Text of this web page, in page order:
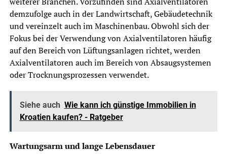
demzufolge auch in der Landwirtschaft, Gebäudetechnik
und vereinzelt auch im Maschinenbau. Obwohl sich der
Fokus bei der Verwendung von Axialventilatoren häufig
auf den Bereich von Lüftungsanlagen richtet, werden
Axialventilatoren auch im Bereich von Absaugsystemen
oder Trocknungsprozessen verwendet.
Siehe auch Wie kann ich günstige Immobilien in
Kroatien kaufen? - Ratgeber
Wartungsarm und lange Lebensdauer